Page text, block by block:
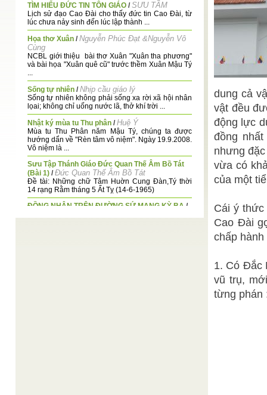
TÌM HIỂU ĐỨC TIN TÔN GIÁO /SƯU TẦM
Lịch sử đạo Cao Đài cho thấy đức tin Cao Đài, từ
lúc chưa nảy sinh đến lúc lập thành ...
Họa thơ Xuân /Nguyễn Phúc Đạt &Nguyễn Vô
Cùng
NCBL giới thiệu bài thơ Xuân "Xuân tha phương"
và bài họa "Xuân quê cũ" trước thềm Xuân Mậu Tý
...
Sống tự nhiên /Nhịp cầu giáo lý
Sống tự nhiên không phải sống xa rời xã hội nhân
lọai; không chỉ uống nước lã, thở khí trời ...
Nhật ký mùa tu Thu phân /Huệ Ý
Mùa tu Thu Phân năm Mậu Tý, chúng ta được
hướng dẩn về "Rèn tâm vô niệm". Ngày 19.9.2008.
Vô niệm là ...
Sưu Tập Thánh Giáo Đức Quan Thế Âm Bồ Tát
(Bài 1) /Đức Quan Thế Âm Bồ Tát
Đề tài: Những chữ Tâm Huờn Cung Đàn,Tý thời
14 rạng Rằm tháng 5 Ất Tỵ (14-6-1965)
ĐỒNG NHÂN TRÊN ĐƯỜNG SỨ MẠNG KỲ BA /
dung cả
vật đều
động lực
đồng
nhưng
vừa có
của một
Cái ý thức
Cao Đài
chấp
1. Có Đắc
vũ trụ,
từng phán